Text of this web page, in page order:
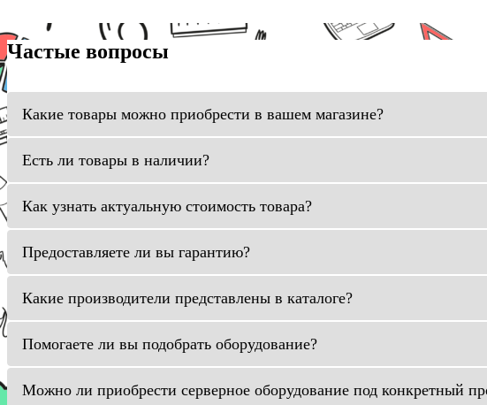
Частые вопросы
Какие товары можно приобрести в вашем магазине?
Есть ли товары в наличии?
Как узнать актуальную стоимость товара?
Предоставляете ли вы гарантию?
Какие производители представлены в каталоге?
Помогаете ли вы подобрать оборудование?
Можно ли приобрести серверное оборудование под конкретный